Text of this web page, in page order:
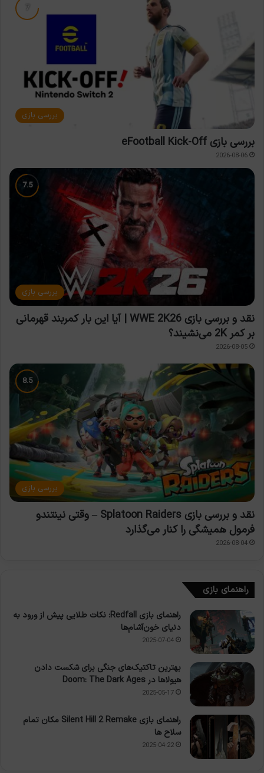
بررسی بازی
بررسی بازی eFootball Kick-Off
2026-08-06
بررسی بازی
نقد و بررسی بازی WWE 2K26 | آیا این بار کمربند قهرمانی
بر کمر 2K می‌نشیند؟
2026-08-05
بررسی بازی
نقد و بررسی بازی Splatoon Raiders – وقتی نینتندو
فرمول همیشگی را کنار می‌گذارد
2026-08-04
راهنمای بازی
راهنمای بازی Redfall: نکات طلایی پیش از ورود به
دنیای خون‌آشام‌ها
2025-07-04
بهترین تاکتیک‌های جنگی برای شکست دادن
هیولاها در Doom: The Dark Ages
2025-05-17
راهنمای بازی Silent Hill 2 Remake مکان تمام
سلاح ها
2025-04-22